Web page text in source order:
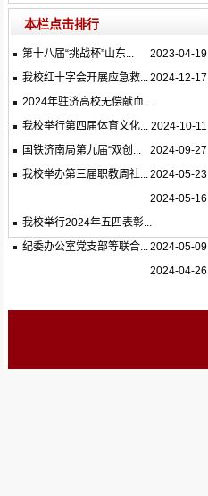
本栏点击排行
第十八届“挑战杯”山东...
2023-04-19
我校红十字会开展应急救...2024-12-17
2024年驻济高校无偿献血...
2024-10-11
我校举行第四届体育文化...
2024-09-27
国铁济南局第九届“双创...
2024-05-23
我校举办第三届职教周社...
2024-05-16
我校举行2024年五四表彰...
2024-05-09
纪委办公室党支部等联合...
2024-04-26